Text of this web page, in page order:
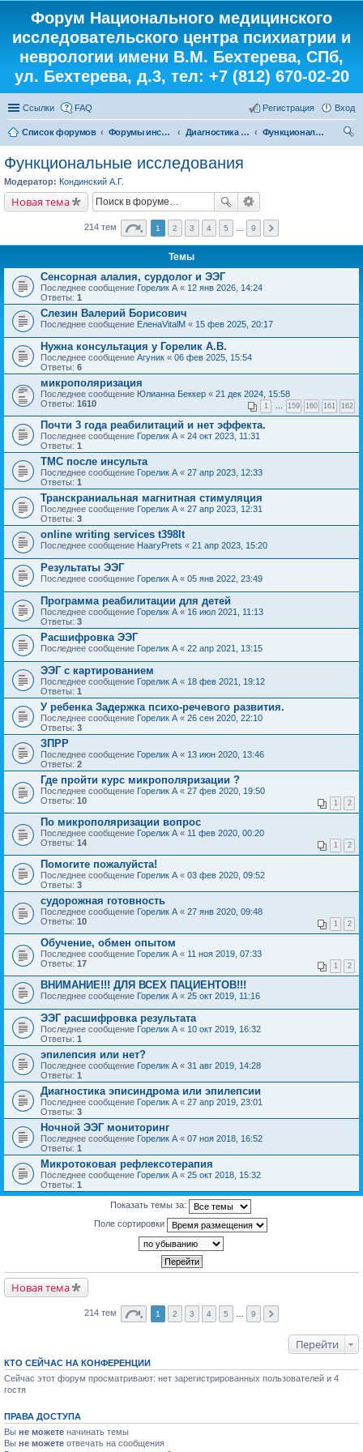
Форум Национального медицинского
исследовательского центра психиатрии и
неврологии имени В.М. Бехтерева, СПб,
ул. Бехтерева, д.3, тел: +7 (812) 670-02-20
Ссылки FAQ Вход
Регистрация
Список форумов Форумы института Диагностика от «А» до «Я»
Функциональные исследования
Функциональные исследования
Модератор: Кондинский А.Г.
Новая тема
214 тем 1 2 3 4 5 9
Темы
Сенсорная алалия, сурдолог и ЭЭГ
Последнее сообщение Горелик А « 12 янв 2026, 14:24
Ответы: 1
Слезин Валерий Борисович
Последнее сообщение ЕленаVitalM « 15 фев 2025, 20:17
Нужна консультация у Горелик А.В.
Последнее сообщение Агуник « 06 фев 2025, 15:54
Ответы: 6
микрополяризация
Последнее сообщение Юлианна Беккер « 21 дек 2024, 15:58
Ответы: 1610 1 159 160 161 162
Почти 3 года реабилитаций и нет эффекта.
Последнее сообщение Горелик А « 24 окт 2023, 11:31
Ответы: 1
ТМС после инсульта
Последнее сообщение Горелик А « 27 апр 2023, 12:33
Ответы: 1
Транскраниальная магнитная стимуляция
Последнее сообщение Горелик А « 27 апр 2023, 12:31
Ответы: 3
online writing services t398lt
Последнее сообщение HaaryPrets « 21 апр 2023, 15:20
Результаты ЭЭГ
Последнее сообщение Горелик А « 05 янв 2022, 23:49
Программа реабилитации для детей
Последнее сообщение Горелик А « 16 июл 2021, 11:13
Ответы: 3
Расшифровка ЭЭГ
Последнее сообщение Горелик А « 22 апр 2021, 13:15
ЭЭГ с картированием
Последнее сообщение Горелик А « 18 фев 2021, 19:12
Ответы: 1
У ребенка Задержка психо-речевого развития.
Последнее сообщение Горелик А « 26 сен 2020, 22:10
Ответы: 3
ЗПРР
Последнее сообщение Горелик А « 13 июн 2020, 13:46
Ответы: 2
Где пройти курс микрополяризации ?
Последнее сообщение Горелик А « 27 фев 2020, 19:50
Ответы: 10 1 2
По микрополяризации вопрос
Последнее сообщение Горелик А « 11 фев 2020, 00:20
Ответы: 14 1 2
Помогите пожалуйста!
Последнее сообщение Горелик А « 03 фев 2020, 09:52
Ответы: 3
судорожная готовность
Последнее сообщение Горелик А « 27 янв 2020, 09:48
Ответы: 10 1 2
Обучение, обмен опытом
Последнее сообщение Горелик А « 11 ноя 2019, 07:33
Ответы: 17 1 2
ВНИМАНИЕ!!! ДЛЯ ВСЕХ ПАЦИЕНТОВ!!!
Последнее сообщение Горелик А « 25 окт 2019, 11:16
ЭЭГ расшифровка результата
Последнее сообщение Горелик А « 10 окт 2019, 16:32
Ответы: 1
эпилепсия или нет?
Последнее сообщение Горелик А « 31 авг 2019, 14:28
Ответы: 1
Диагностика эписиндрома или эпилепсии
Последнее сообщение Горелик А « 27 апр 2019, 23:01
Ответы: 3
Ночной ЭЭГ мониторинг
Последнее сообщение Горелик А « 07 ноя 2018, 16:52
Ответы: 1
Микротоковая рефлексотерапия
Последнее сообщение Горелик А « 25 окт 2018, 15:32
Ответы: 1
Показать темы за:
Поле сортировки
Новая тема
214 тем 1 2 3 4 5 9
Перейти
КТО СЕЙЧАС НА КОНФЕРЕНЦИИ
Сейчас этот форум просматривают: нет зарегистрированных пользователей и 4
гостя
ПРАВА ДОСТУПА
Вы не можете начинать темы
Вы не можете отвечать на сообщения